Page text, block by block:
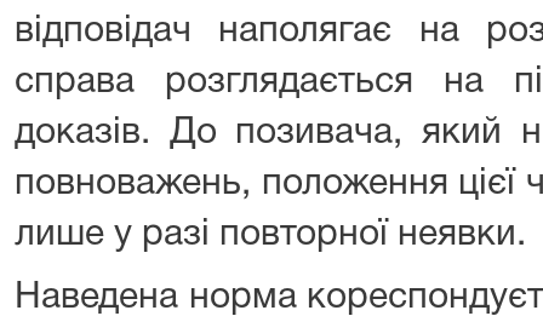
відповідач наполягає на
справа розглядається на
доказів. До позивача, який
повноважень, положення цієї
лише у разі повторної неявки.
Наведена норма